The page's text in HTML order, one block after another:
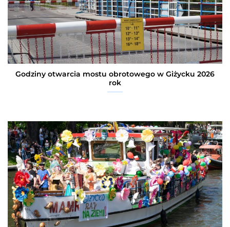
Godziny otwarcia mostu obrotowego w Giżycku 2026
rok